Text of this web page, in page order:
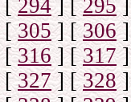
[294] [295]
[305] [306]
[316] [ 317]
[327] [328]